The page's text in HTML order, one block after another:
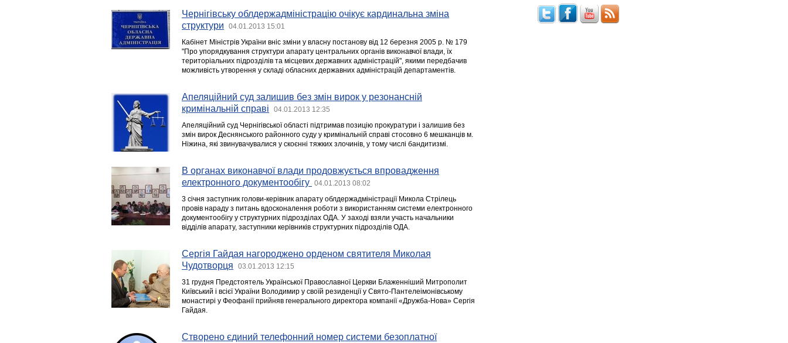
Чернігівську облдержадміністрацію очікує кардинальна зміна
структури
04.01.2013 15:01
Кабінет Міністрів України вніс зміни у власну постанову від 12 березня 2005 р. № 179
"Про упорядкування структури апарату центральних органів виконавчої влади, їх
територіальних підрозділів та місцевих державних адміністрацій", якими передбачив
можливість утворення у складі обласних державних адміністрацій департаментів.
Апеляційний суд залишив без змін вирок у резонансній
кримінальній справі
04.01.2013 12:35
Апеляційний суд Чернігівської області підтримав позицію прокуратури і залишив без
змін вирок Деснянського районного суду у кримінальній справі стосовно 6 мешканців м.
Ніжина, які звинувачувалися у скоєнні тяжких злочинів, у тому числі бандитизмі.
В органах виконавчої влади продовжується впровадження
електронного документообігу
04.01.2013 08:02
3 січня заступник голови-керівник апарату облдержадміністрації Микола Стрілець
провів нараду з питань вдосконалення роботи з використанням системи електронного
документообігу у структурних підрозділах ОДА. У заході взяли участь начальники
відділів апарату, заступники керівників структурних підрозділів ОДА.
Сергія Гайдая нагороджено орденом святителя Миколая
Чудотворця
03.01.2013 12:15
31 грудня Предстоятель Української Православної Церкви Блаженніший Митрополит
Київський і всієї України Володимир у своїй резиденції у Свято-Пантелеімонівському
монастирі у Феофанії прийняв генерального директора компанії «Дружба-Нова» Сергія
Гайдая.
Створено єдиний телефонний номер системи безоплатної